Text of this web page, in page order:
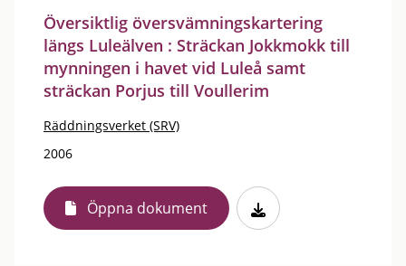
Översiktlig översvämningskartering
längs Luleälven : Sträckan Jokkmokk till
mynningen i havet vid Luleå samt
sträckan Porjus till Voullerim
Räddningsverket (SRV)
2006
Öppna dokument